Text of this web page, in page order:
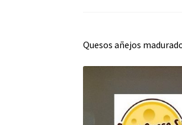
Quesos añejos